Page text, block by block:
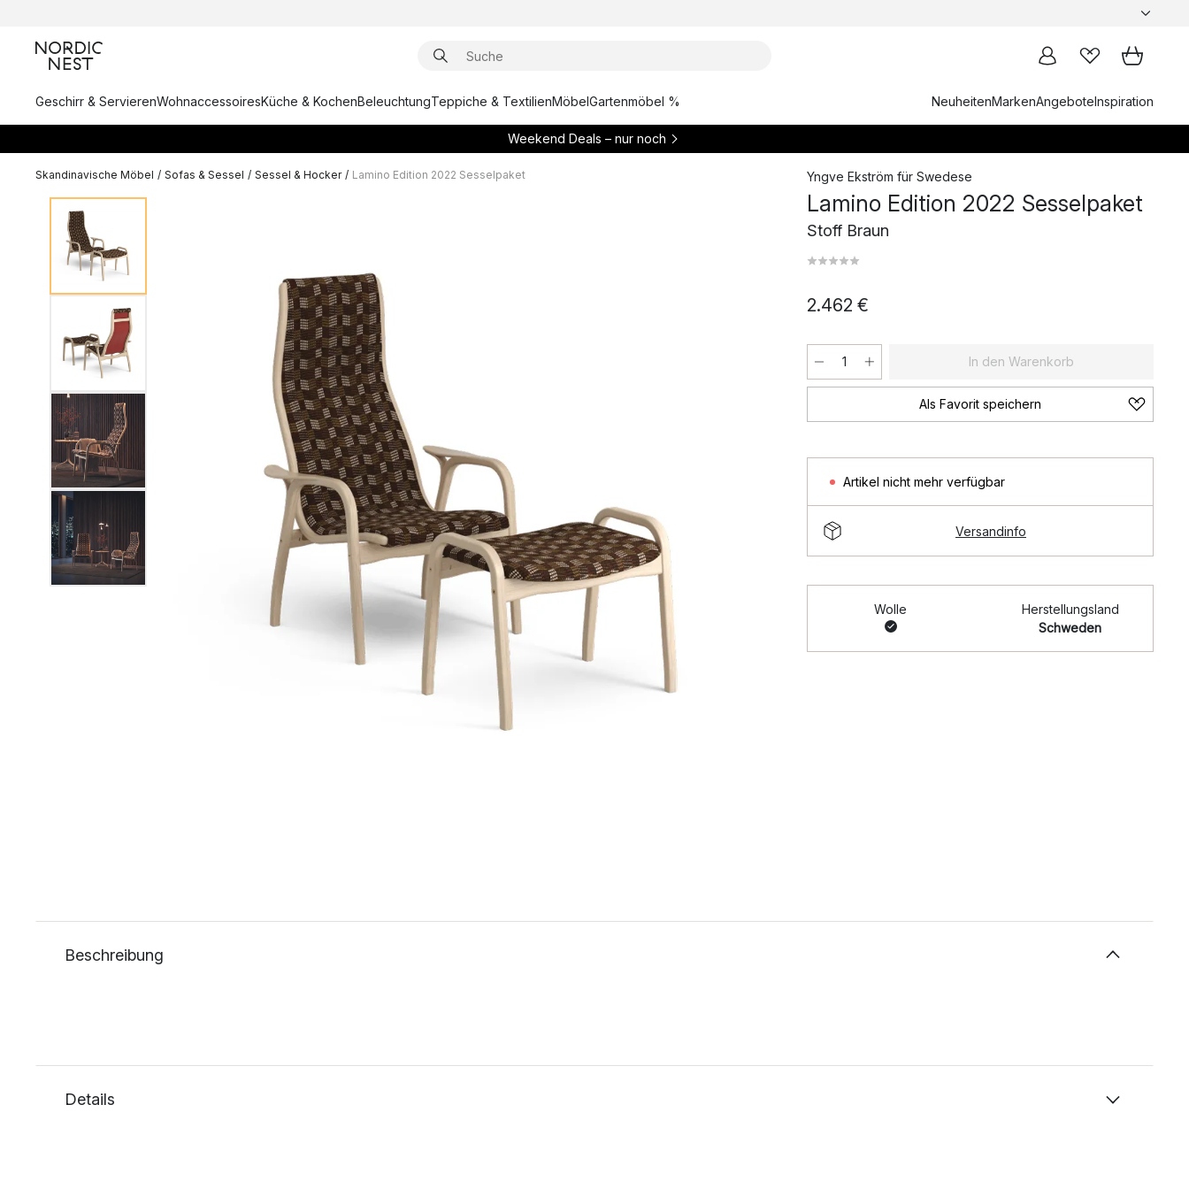
Geschirr & ServierenWohnaccessoiresKüche & KochenBeleuchtungTeppiche & TextilienMöbelGartenmöbel % NeuheitenMarkenAngeboteInspiration
Weekend Deals – nur noch
Skandinavische Möbel / Sofas & Sessel / Sessel & Hocker / Lamino Edition 2022 Sesselpaket Yngve Ekström für Swedese
Lamino Edition 2022 Sesselpaket
Stoff Braun
2.462 €
In den Warenkorb
Als Favorit speichern
Artikel nicht mehr verfügbar
Versandinfo
Wolle
Herstellungsland
Schweden
Beschreibung
Details